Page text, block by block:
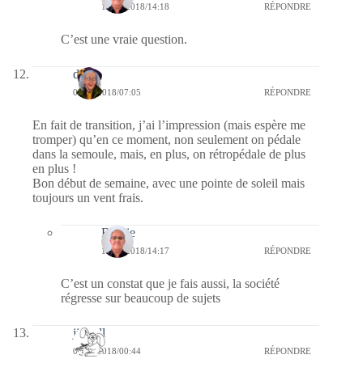
11/10/2018/14:18 RÉPONDRE
C’est une vraie question.
dom
08/10/2018/07:05 RÉPONDRE
En fait de transition, j’ai l’impression (mais espère me
tromper) qu’en ce moment, non seulement on pédale
dans la semoule, mais, en plus, on rétropédale de plus
en plus !
Bon début de semaine, avec une pointe de soleil mais
toujours un vent frais.
Bernie
11/10/2018/14:17 RÉPONDRE
C’est un constat que je fais aussi, la société
régresse sur beaucoup de sujets
jill bill
08/10/2018/00:44 RÉPONDRE